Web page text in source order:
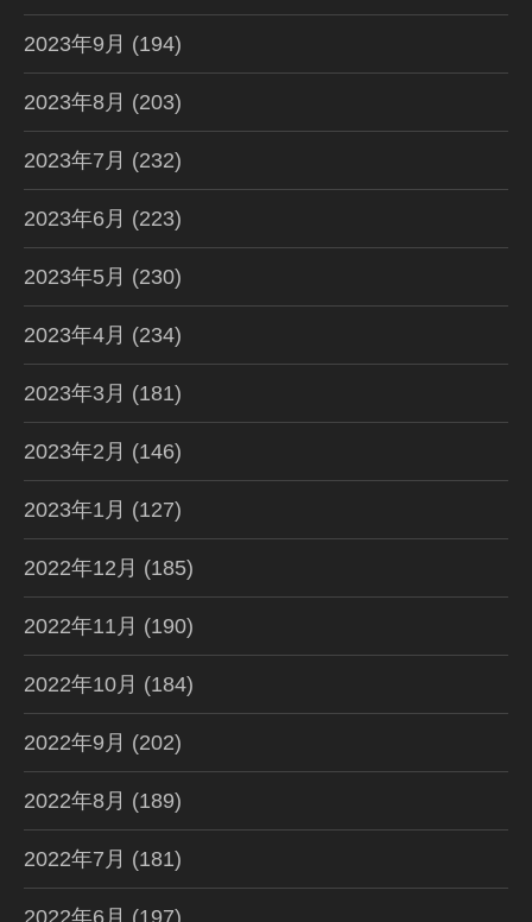
2023年9月 (194)
2023年8月 (203)
2023年7月 (232)
2023年6月 (223)
2023年5月 (230)
2023年4月 (234)
2023年3月 (181)
2023年2月 (146)
2023年1月 (127)
2022年12月 (185)
2022年11月 (190)
2022年10月 (184)
2022年9月 (202)
2022年8月 (189)
2022年7月 (181)